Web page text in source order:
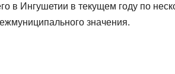
в Ингушетии в текущем году по
значения.